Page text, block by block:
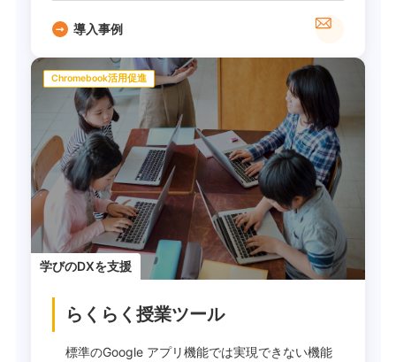
導入事例
Chromebook活用促進
学びのDXを支援
らくらく授業ツール
標準のGoogle アプリ機能では実現できない機能